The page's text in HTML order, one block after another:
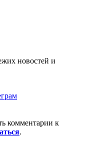
новостей и
комментарии к
.